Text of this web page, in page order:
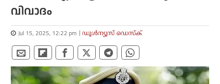
വിവാദം
Jul 15, 2025, 12:22 pm ഡൂള്‍ന്യൂസ് ഡെസ്‌ക്